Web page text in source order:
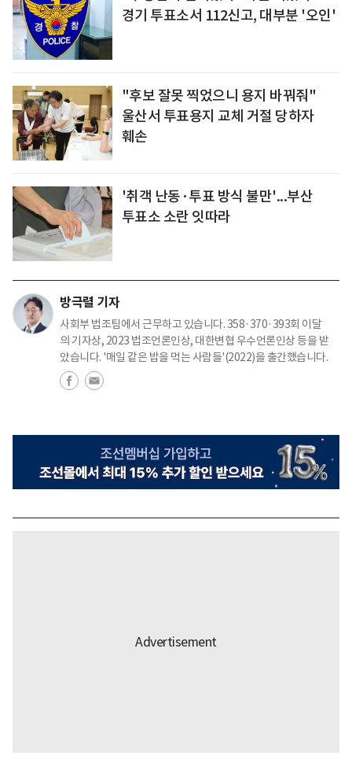
경기 투표소서 112신고, 대부분 '오인'
"후보 잘못 찍었으니 용지 바꿔줘"
울산서 투표용지 교체 거절 당하자
훼손
'취객 난동·투표 방식 불만'...부산
투표소 소란 잇따라
방극렬 기자
사회부 법조팀에서 근무하고 있습니다. 358·370·393회 이달
의 기자상, 2023 법조언론인상, 대한변협 우수언론인상 등을 받
았습니다. '매일 같은 밥을 먹는 사람들'(2022)을 출간했습니다.